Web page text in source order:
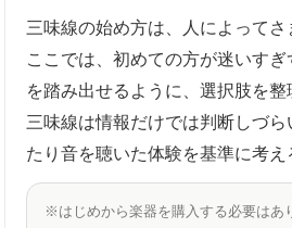
三味線の始め方は、人によってさ
ここでは、初めての方が迷いすぎ
を踏み出せるように、選択肢を整
三味線は情報だけでは判断しづ
たり音を聴いた体験を基準に考え
※はじめから楽器を購入する必要はあ